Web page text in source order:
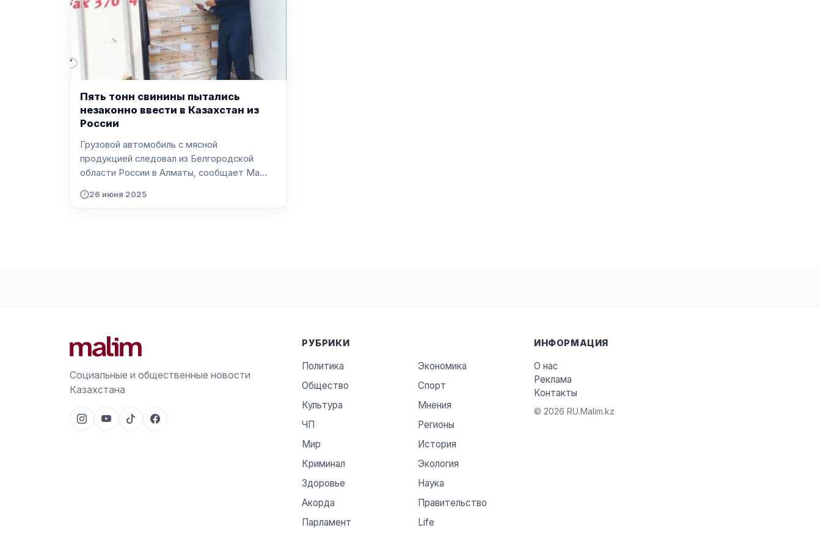
Пять тонн свинины пытались
незаконно ввести в Казахстан из
России
Грузовой автомобиль с мясной
продукцией следовал из Белгородской
области России в Алматы, сообщает Ma...
26 июня 2025
Социальные и общественные новости
Казахстана
РУБРИКИ
Политика
Экономика
Общество
Спорт
Культура
Мнения
ЧП
Регионы
Мир
История
Криминал
Экология
Здоровье
Наука
Акорда
Правительство
Парламент
Life
ИНФОРМАЦИЯ
О нас
Реклама
Контакты
© 2026 RU.Malim.kz